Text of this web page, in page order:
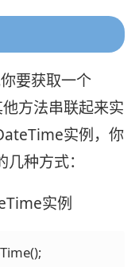
要获取一个
方法串联起来实
实例，你
种方式：
实例
DateTime dateTime = new DateTime();